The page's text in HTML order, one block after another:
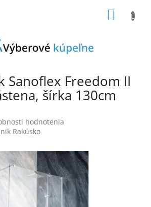
Sanoflex Freedom II
šírka 130cm
hodnotenia
Rakúsko